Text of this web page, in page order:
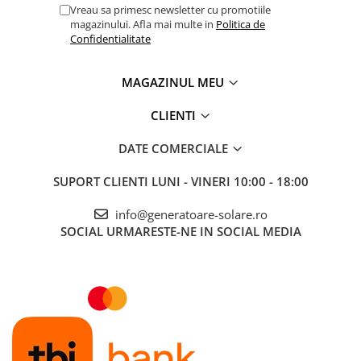
Vreau sa primesc newsletter cu promotiile
magazinului. Afla mai multe in Politica de
Confidentialitate
MAGAZINUL MEU
CLIENTI
DATE COMERCIALE
SUPORT CLIENTI LUNI - VINERI 10:00 - 18:00
info@generatoare-solare.ro
SOCIAL URMARESTE-NE IN SOCIAL MEDIA